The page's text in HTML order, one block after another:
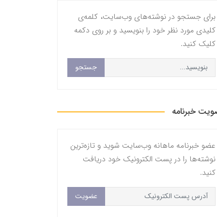
برای جستجو در نوشته‌های وب‌سایت، کلمه‌ی
کلیدی مورد نظر خود را بنویسید و بر روی دکمه
کلیک کنید.
جستجو
خبرنامه
عضو خبرنامه ماهانه وب‌سایت شوید و تازه‌ترین
نوشته‌ها را در پست الکترونیک خود دریافت
کنید.
عضویت